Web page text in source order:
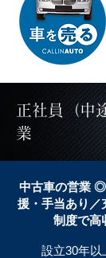
正社員（中
業
中古車の営業
援・手当あり／
制度で高
設立30年以